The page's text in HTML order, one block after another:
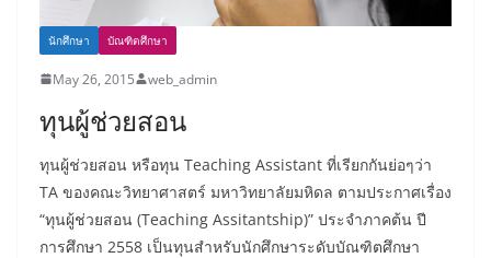
นักศึกษา บัณฑิตศึกษา
May 26, 2015 web_admin
ทุนผู้ช่วยสอน
ทุนผู้ช่วยสอน หรือทุน Teaching Assistant ที่เรียกกันย่อๆว่า
TA ของคณะวิทยาศาสตร์ มหาวิทยาลัยมหิดล ตามประกาศเรื่อง
“ทุนผู้ช่วยสอน (Teaching Assitantship)” ประจำภาคต้น ปี
การศึกษา 2558 เป็นทุนสำหรับนักศึกษาระดับบัณฑิตศึกษา